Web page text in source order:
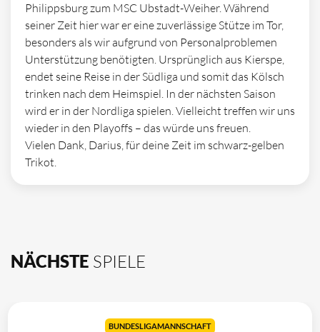
Philippsburg zum MSC Ubstadt-Weiher. Während
seiner Zeit hier war er eine zuverlässige Stütze im Tor,
besonders als wir aufgrund von Personalproblemen
Unterstützung benötigten. Ursprünglich aus Kierspe,
endet seine Reise in der Südliga und somit das Kölsch
trinken nach dem Heimspiel. In der nächsten Saison
wird er in der Nordliga spielen. Vielleicht treffen wir uns
wieder in den Playoffs – das würde uns freuen.
Vielen Dank, Darius, für deine Zeit im schwarz-gelben
Trikot.
NÄCHSTE SPIELE
BUNDESLIGAMANNSCHAFT